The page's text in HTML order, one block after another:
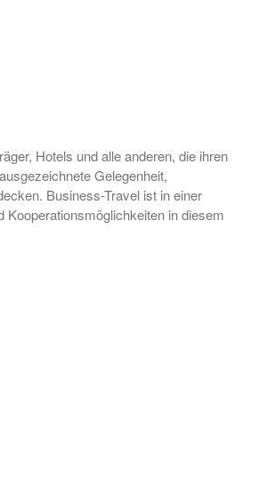
Fruit Logistica 09.02.2022 –
11.02.2022
Grüne Woche 21.01.2022 –
30.01.2022
Hotels und alle anderen, die ihren
Gelegenheit,
Business-Travel ist in einer
Kooperationsmöglichkeiten in diesem